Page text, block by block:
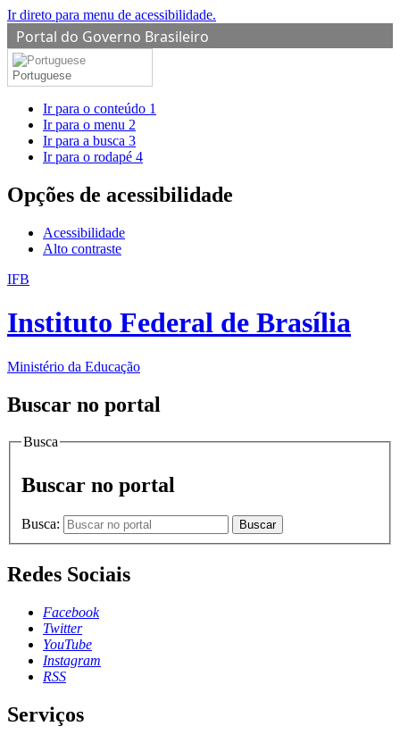
Ir direto para menu de acessibilidade.
Portal do Governo Brasileiro
Portuguese
Ir para o conteúdo 1
Ir para o menu 2
Ir para a busca 3
Ir para o rodapé 4
Opções de acessibilidade
Acessibilidade
Alto contraste
IFB
Instituto Federal de Brasília
Ministério da Educação
Buscar no portal
Busca
Buscar no portal
Busca: Buscar
Redes Sociais
Facebook
Twitter
YouTube
Instagram
RSS
Serviços